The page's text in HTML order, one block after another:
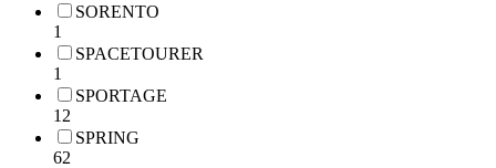
SORENTO
1
SPACETOURER
1
SPORTAGE
12
SPRING
62